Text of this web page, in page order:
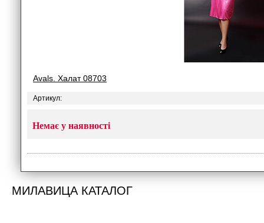
Avals. Халат 08703
Артикул:
Немає у наявності
МИЛАВИЦА КАТАЛОГ